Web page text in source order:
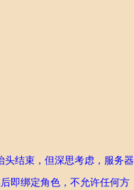
头结束，但深思考虑，服务器
即绑定角色，不允许任何方